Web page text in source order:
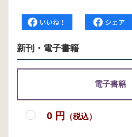
新刊・電子書籍
電子書籍
0 円 （税込）